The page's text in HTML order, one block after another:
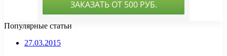
Популярные статьи
27.03.2015